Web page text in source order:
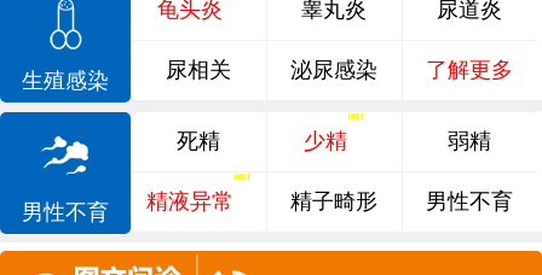
生殖感染
龟头炎 睾丸炎 尿道炎
尿相关 泌尿感染 了解更多
男性不育
死精 少精 弱精
精液异常 精子畸形 男性不育